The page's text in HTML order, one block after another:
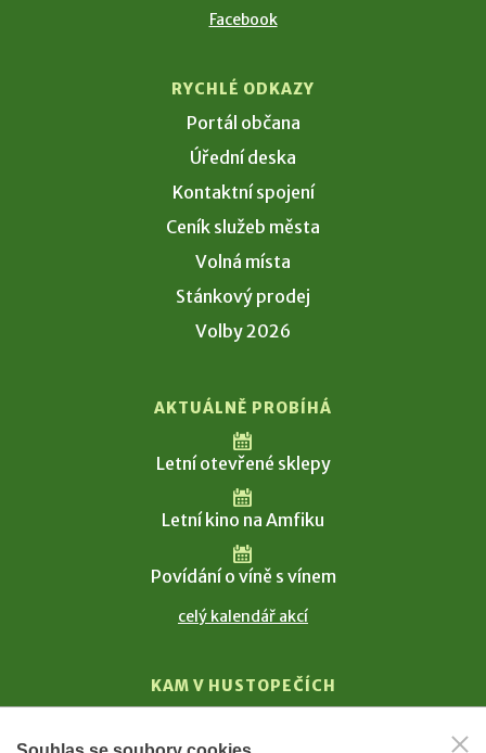
Facebook
RYCHLÉ ODKAZY
Portál občana
Úřední deska
Kontaktní spojení
Ceník služeb města
Volná místa
Stánkový prodej
Volby 2026
AKTUÁLNĚ PROBÍHÁ
Letní otevřené sklepy
Letní kino na Amfiku
Povídání o víně s vínem
celý kalendář akcí
KAM V HUSTOPEČÍCH